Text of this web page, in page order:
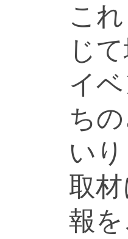
こ
じ
イ
ち
いり
取
報